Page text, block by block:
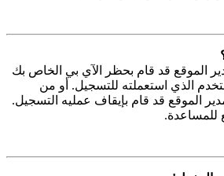
الموقع قد قام بحظر الآي بي الخاص بك
الذي استعملته للتسجيل. أو من
الموقع قد قام بإيقاف عمليه التسجيل.
للمساعدة.